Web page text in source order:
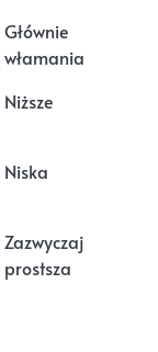
Głównie
włamania
Niższe
Niska
Zazwyczaj
prostsza